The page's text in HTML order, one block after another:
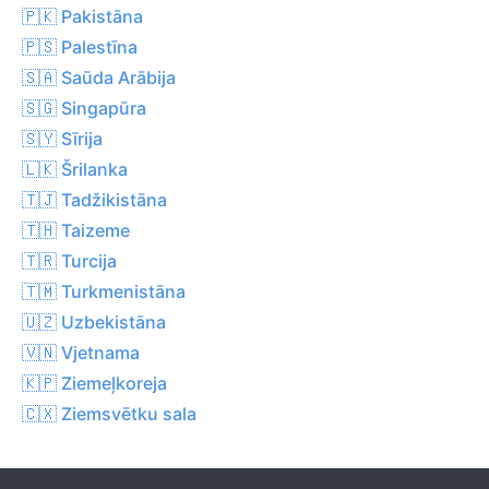
🇵🇰 Pakistāna
🇵🇸 Palestīna
🇸🇦 Saūda Arābija
🇸🇬 Singapūra
🇸🇾 Sīrija
🇱🇰 Šrilanka
🇹🇯 Tadžikistāna
🇹🇭 Taizeme
🇹🇷 Turcija
🇹🇲 Turkmenistāna
🇺🇿 Uzbekistāna
🇻🇳 Vjetnama
🇰🇵 Ziemeļkoreja
🇨🇽 Ziemsvētku sala